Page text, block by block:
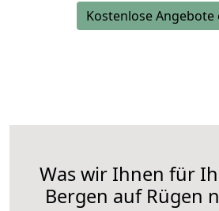
Kostenlose Angebote
Was wir Ihnen für
Bergen auf Rügen